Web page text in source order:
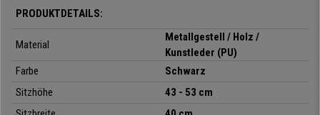
gepolstert, um einen komfortablen Arbeitstag zu garantieren, er ist für
Für seine Herstellung wurden nur hochwertige Materialien verwendet. Die
Sitzschale aus Holz
Metallgestel
ist er mithochwertigem Kunstleder bezogen, einem Material, das sich
durch seine
leichte Pflege und Reinigung
PRODUKTDETAILS:
Material
Metallgestell / Holz /
Kunstleder (PU)
Farbe
Schwarz
Sitzhöhe
43 - 53 cm